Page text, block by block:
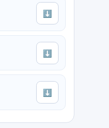
⬇
⬇
⬇